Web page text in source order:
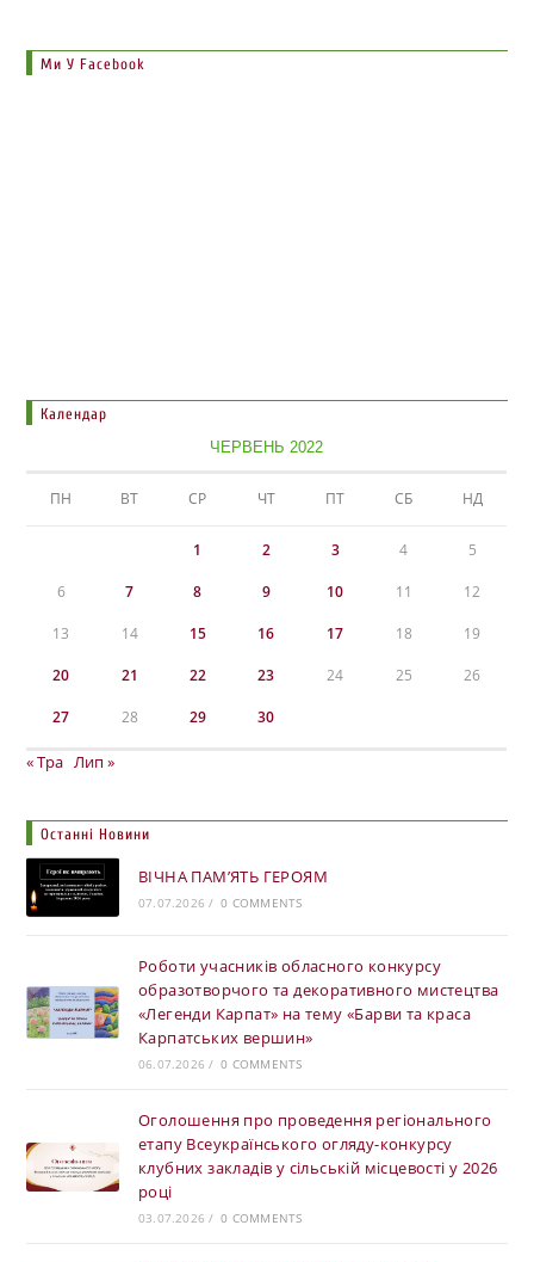
Ми У Facebook
Календар
ЧЕРВЕНЬ 2022
ПН ВТ СР ЧТ ПТ СБ НД
1 2 3 4 5
6 7 8 9 10 11 12
13 14 15 16 17 18 19
20 21 22 23 24 25 26
27 28 29 30
« Тра Лип »
Останні Новини
ВІЧНА ПАМ’ЯТЬ ГЕРОЯМ
07.07.2026 / 0 COMMENTS
Роботи учасників обласного конкурсу
образотворчого та декоративного мистецтва
«Легенди Карпат» на тему «Барви та краса
Карпатських вершин»
06.07.2026 / 0 COMMENTS
Оголошення про проведення регіонального
етапу Всеукраїнського огляду-конкурсу
клубних закладів у сільській місцевості у 2026
році
03.07.2026 / 0 COMMENTS